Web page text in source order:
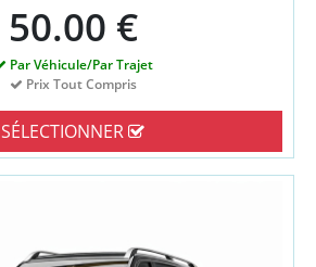
50.00 €
Par Véhicule/Par Trajet
Prix Tout Compris
SÉLECTIONNER